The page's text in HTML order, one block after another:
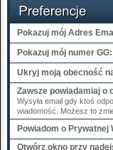
Pokazuj mój Adres
Pokazuj mój numer GG:
Ukryj moją obecność
Zawsze powiadamiaj o
Wysyła email gdy ktoś
wiadomość. Możesz to
Powiadom o Prywatnej
Otwórz okno przy